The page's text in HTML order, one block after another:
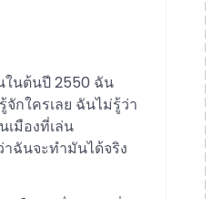
ในต้นปี 2550 ฉัน
กใครเลย ฉันไม่รู้ว่า
เมืองที่เล่น
ฉันจะทำมันได้จริง